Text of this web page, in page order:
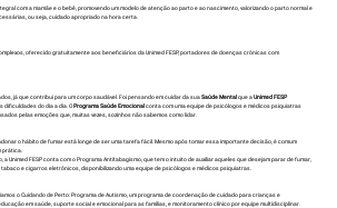
com a mamãe e o bebê, promovendo um modelo de atenção ao parto e ao nascimento, valorizando o parto normal e
ou seja, cuidado apropriado na hora certa.
oferecido gratuitamente aos beneficiários da Unimed FESP, portadores de doenças crônicas com
já que contribui para um corpo saudável. Foi pensando em cuidar da suaSaúde Mentalque aUnimed FESP
dificuldades do dia a dia. OPrograma Saúde Emocionalconta com uma equipe de psicólogos e médicos psiquiatras
pelas emoções que, muitas vezes, sozinhos não sabemos como lidar.
o hábito de fumar está longe de ser uma tarefa fácil. Mesmo após tomar essa importante decisão, é comum
prática.
Unimed FESP conta com o Programa Antitabagismo, que tem o intuito de auxiliar aqueles que desejam parar de fumar,
e cigarros eletrônicos, disponibilizando uma equipe de psicólogos e médicos psiquiatras.
o Cuidando de Perto: Programa de Autismo, um programa de coordenação de cuidado para crianças e
em saúde, suporte social e emocional para as famílias, e monitoramento clínico por equipe multidisciplinar.